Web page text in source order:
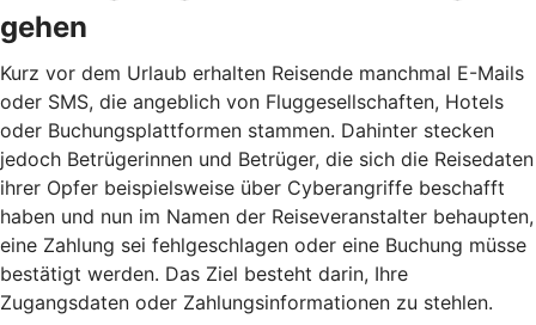
gehen
Kurz vor dem Urlaub erhalten Reisende manchmal E-Mails
oder SMS, die angeblich von Fluggesellschaften, Hotels
oder Buchungsplattformen stammen. Dahinter stecken
jedoch Betrügerinnen und Betrüger, die sich die Reisedaten
ihrer Opfer beispielsweise über Cyberangriffe beschafft
haben und nun im Namen der Reiseveranstalter behaupten,
eine Zahlung sei fehlgeschlagen oder eine Buchung müsse
bestätigt werden. Das Ziel besteht darin, Ihre
Zugangsdaten oder Zahlungsinformationen zu stehlen.